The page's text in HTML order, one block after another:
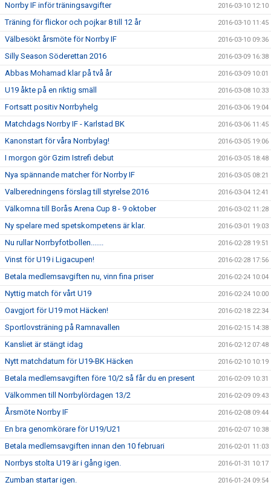
Norrby IF inför träningsavgifter 2016-03-10 12:10
Träning för flickor och pojkar 8 till 12 år 2016-03-10 11:45
Välbesökt årsmöte för Norrby IF 2016-03-10 09:36
Silly Season Söderettan 2016 2016-03-09 16:38
Abbas Mohamad klar på två år 2016-03-09 10:01
U19 åkte på en riktig smäll 2016-03-08 10:33
Fortsatt positiv Norrbyhelg 2016-03-06 19:04
Matchdags Norrby IF - Karlstad BK 2016-03-06 11:45
Kanonstart för våra Norrbylag! 2016-03-05 19:06
I morgon gör Gzim Istrefi debut 2016-03-05 18:48
Nya spännande matcher för Norrby IF 2016-03-05 08:21
Valberedningens förslag till styrelse 2016 2016-03-04 12:41
Välkomna till Borås Arena Cup 8 - 9 oktober 2016-03-02 11:28
Ny spelare med spetskompetens är klar. 2016-03-01 19:03
Nu rullar Norrbyfotbollen....... 2016-02-28 19:51
Vinst för U19 i Ligacupen! 2016-02-28 17:56
Betala medlemsavgiften nu, vinn fina priser 2016-02-24 10:04
Nyttig match för vårt U19 2016-02-24 10:00
Oavgjort för U19 mot Häcken! 2016-02-18 22:34
Sportlovsträning på Ramnavallen 2016-02-15 14:38
Kansliet är stängt idag 2016-02-12 07:48
Nytt matchdatum för U19-BK Häcken 2016-02-10 10:19
Betala medlemsavgiften före 10/2 så får du en present 2016-02-09 10:31
Välkommen till Norrbylördagen 13/2 2016-02-09 09:43
Årsmöte Norrby IF 2016-02-08 09:44
En bra genomkörare för U19/U21 2016-02-07 10:38
Betala medlemsavgiften innan den 10 februari 2016-02-01 11:03
Norrbys stolta U19 är i gång igen. 2016-01-31 10:17
Zumban startar igen. 2016-01-24 09:54